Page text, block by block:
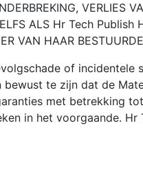
VERLIES
ALS Hr Tech Publish
VAN HAAR
of incidentele
te zijn dat de
met betrekking
in het voorgaande.